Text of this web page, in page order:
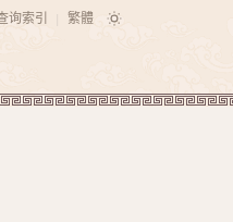
询索引 繁體